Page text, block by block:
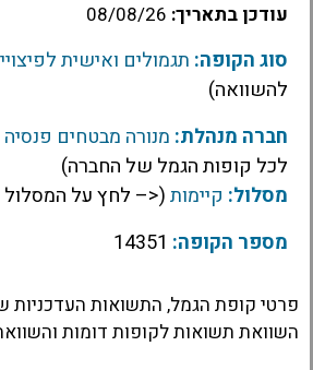
עודכן בתאריך: 08/08/26
סוג הקופה: תגמולים ואישית
להשוואה)
חברה מנהלת: מנורה מבטחים
לכל קופות הגמל של החברה)
מסלול: קיימות(<– לחץ על
מספר הקופה:
פרטי קופת הגמל, התשואות העדכניות
השוואת תשואות לקופות דומות